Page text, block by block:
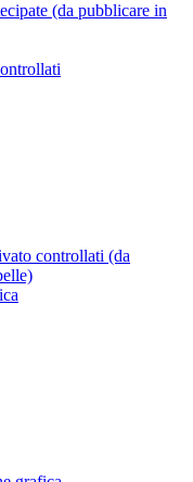
(da pubblicare in
controllati (da